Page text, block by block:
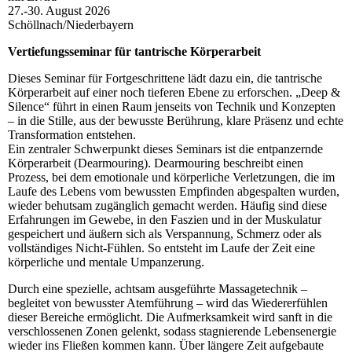
27.-30. August 2026
Schöllnach/Niederbayern
Vertiefungsseminar für tantrische Körperarbeit
Dieses Seminar für Fortgeschrittene lädt dazu ein, die tantrische
Körperarbeit auf einer noch tieferen Ebene zu erforschen. „Deep &
Silence“ führt in einen Raum jenseits von Technik und Konzepten
– in die Stille, aus der bewusste Berührung, klare Präsenz und echte
Transformation entstehen.
Ein zentraler Schwerpunkt dieses Seminars ist die entpanzernde
Körperarbeit (Dearmouring). Dearmouring beschreibt einen
Prozess, bei dem emotionale und körperliche Verletzungen, die im
Laufe des Lebens vom bewussten Empfinden abgespalten wurden,
wieder behutsam zugänglich gemacht werden. Häufig sind diese
Erfahrungen im Gewebe, in den Faszien und in der Muskulatur
gespeichert und äußern sich als Verspannung, Schmerz oder als
vollständiges Nicht-Fühlen. So entsteht im Laufe der Zeit eine
körperliche und mentale Umpanzerung.
Durch eine spezielle, achtsam ausgeführte Massagetechnik –
begleitet von bewusster Atemführung – wird das Wiedererfühlen
dieser Bereiche ermöglicht. Die Aufmerksamkeit wird sanft in die
verschlossenen Zonen gelenkt, sodass stagnierende Lebensenergie
wieder ins Fließen kommen kann. Über längere Zeit aufgebaute